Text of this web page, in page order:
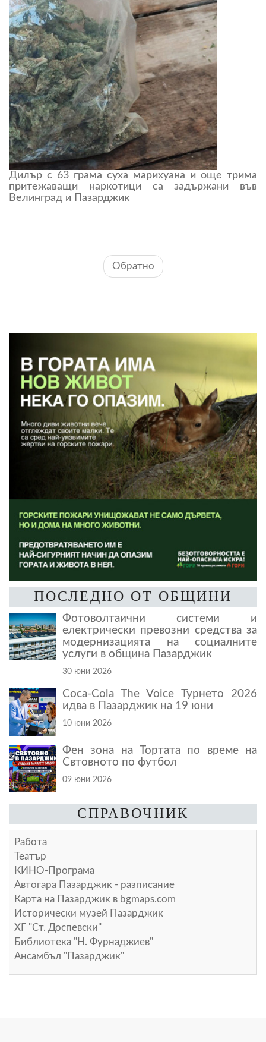
Дилър с 63 грама суха марихуана и още трима
притежаващи наркотици са задържани във
Велинград и Пазарджик
Обратно
ПОСЛЕДНО ОТ ОБЩИНИ
Фотоволтаични системи и
електрически превозни средства за
модернизацията на социалните
услуги в община Пазарджик
30 юни 2026
Coca-Cola The Voice Турнето 2026
идва в Пазарджик на 19 юни
10 юни 2026
Фен зона на Тортата по време на
Свтовното по футбол
09 юни 2026
СПРАВОЧНИК
Работа
Театър
КИНО-Програма
Автогара Пазарджик - разписание
Карта на Пазарджик в bgmaps.com
Исторически музей Пазарджик
ХГ "Ст. Доспевски"
Библиотека "Н. Фурнаджиев"
Ансамбъл "Пазарджик"